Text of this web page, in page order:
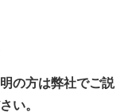
の方は弊社でご説
い。